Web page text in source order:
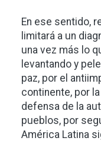
En ese sentido,
limitará a un
una vez más lo
levantando y
paz, por el
continente, por
defensa de la
pueblos, por
América Latina